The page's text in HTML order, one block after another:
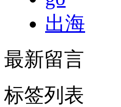
出海
最新留言
标签列表